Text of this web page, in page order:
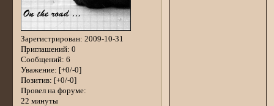
Зарегистрирован: 2009-10-31
Приглашений: 0
Сообщений: 6
Уважение: [+0/-0]
Позитив: [+0/-0]
Провел на форуме:
22 минуты